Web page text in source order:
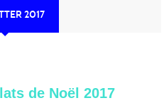
2017
de Noël 2017